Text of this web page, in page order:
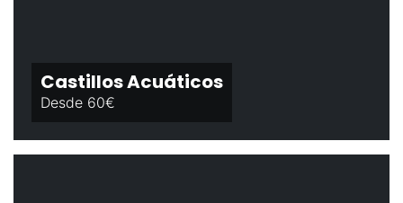
Castillos Acuáticos
Desde 60€